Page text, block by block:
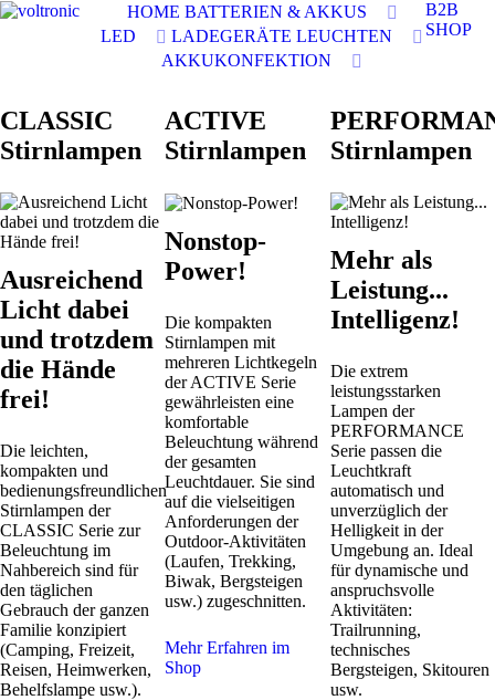
HOME BATTERIEN & AKKUS
LED
LADEGERÄTE LEUCHTEN
AKKUKONFEKTION
B2B
SHOP
CLASSIC
Stirnlampen
Ausreichend
Licht dabei
und trotzdem
die Hände
frei!
Die leichten,
kompakten und
bedienungsfreundlichen
Stirnlampen der
CLASSIC Serie zur
Beleuchtung im
Nahbereich sind für
den täglichen
Gebrauch der ganzen
Familie konzipiert
(Camping, Freizeit,
Reisen, Heimwerken,
Behelfslampe usw.).
ACTIVE
Stirnlampen
Nonstop-
Power!
Die kompakten
Stirnlampen mit
mehreren Lichtkegeln
der ACTIVE Serie
gewährleisten eine
komfortable
Beleuchtung während
der gesamten
Leuchtdauer. Sie sind
auf die vielseitigen
Anforderungen der
Outdoor-Aktivitäten
(Laufen, Trekking,
Biwak, Bergsteigen
usw.) zugeschnitten.
Mehr Erfahren im
Shop
Stirnlampen
Mehr als
Leistung...
Intelligenz!
Die extrem
leistungsstarken
Lampen der
PERFORMANCE
Serie passen die
Leuchtkraft
automatisch und
unverzüglich der
Helligkeit in der
Umgebung an. Ideal
für dynamische und
anspruchsvolle
Aktivitäten:
Trailrunning,
technisches
Bergsteigen, Skitouren
usw.